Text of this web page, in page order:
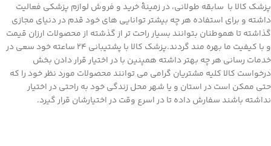
پزشک کالا با سابقه طولانی، در زمینۀ خرید و فروش لوازم پزشکی فعالیت
داشته و برای استفاده هر چه بیشتر توانایی های خود قدم در دنیای مجازی
گذاشته تا هموطنان بتوانند بسیار راحت تر از گذشته از محصولات ارزان قیمت
و با کیفیت ما بهره مند گردند.پزشک کالا با پشتیبانی 24 ساعته خود سعی در
خدمات رسانی هر چه بهتر داشته همپنین با در اختیار قرار دادن بخش
درخواست کالا کلیه مشتریان گرامی می توانند محصولات مورد نظر خود را که
حتی ممکن است در استان و یا شهر محل زندگی خود به راحتی در اختیار
نداشته باشند سفارش داده تا در اسرع وقت در اختیارشان قرار گیرد.